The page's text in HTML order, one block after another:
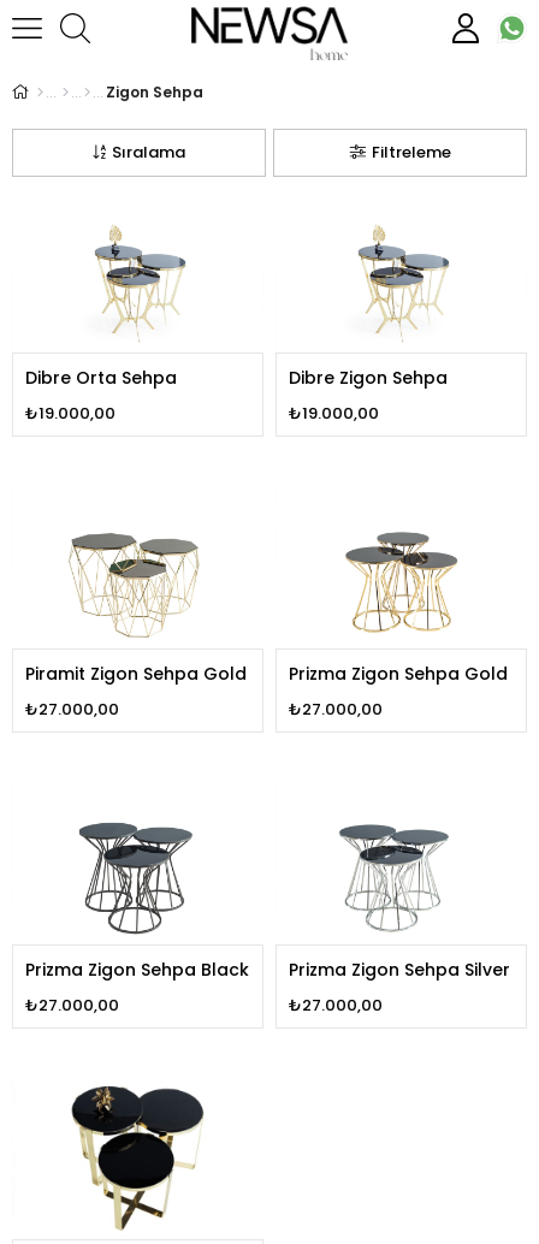
Zigon Sehpa
Filtreleme
Sıralama
Dibre Orta Sehpa
₺19.000,00
Dibre Zigon Sehpa
₺19.000,00
Piramit Zigon Sehpa Gold
₺27.000,00
Prizma Zigon Sehpa Gold
₺27.000,00
Prizma Zigon Sehpa Black
₺27.000,00
Prizma Zigon Sehpa Silver
₺27.000,00